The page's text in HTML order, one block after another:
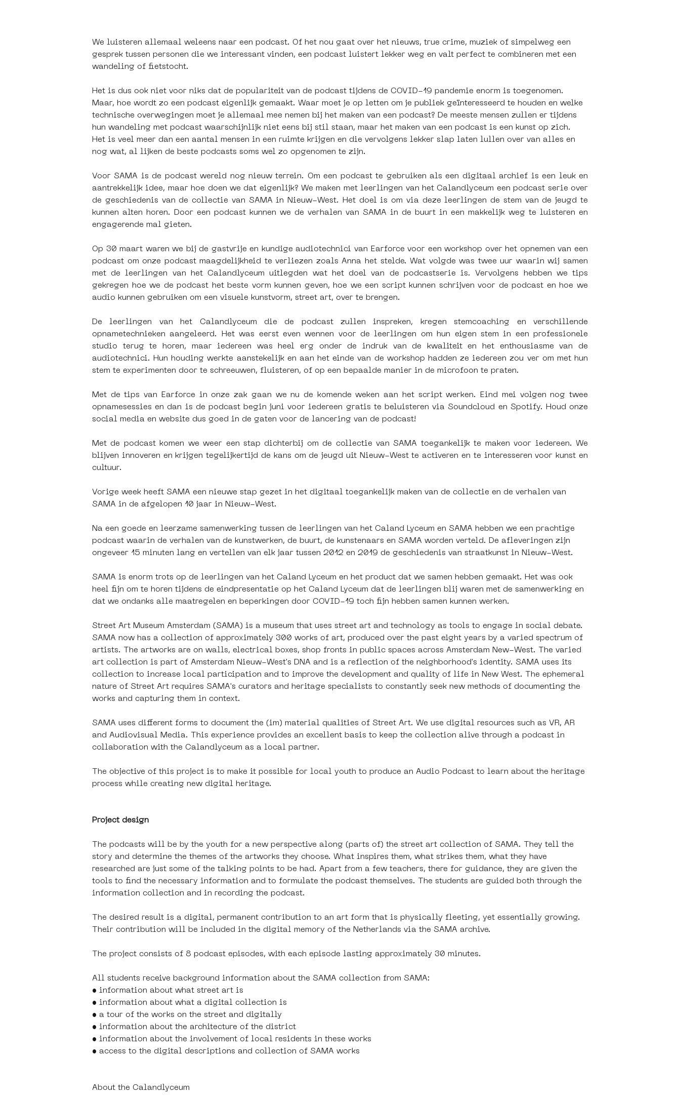
We luisteren allemaal weleens naar een podcast. Of het nou gaat over het nieuws, true crime, muziek of simpelweg een
gesprek tussen personen die we interessant vinden, een podcast luistert lekker weg en valt perfect te combineren met een
wandeling of fietstocht.
Het is dus ook niet voor niks dat de populariteit van de podcast tijdens de COVID-19 pandemie enorm is toegenomen.
Maar, hoe wordt zo een podcast eigenlijk gemaakt. Waar moet je op letten om je publiek geïnteresseerd te houden en welke
technische overwegingen moet je allemaal mee nemen bij het maken van een podcast? De meeste mensen zullen er tijdens
hun wandeling met podcast waarschijnlijk niet eens bij stil staan, maar het maken van een podcast is een kunst op zich.
Het is veel meer dan een aantal mensen in een ruimte krijgen en die vervolgens lekker slap laten lullen over van alles en
nog wat, al lijken de beste podcasts soms wel zo opgenomen te zijn.
Voor SAMA is de podcast wereld nog nieuw terrein. Om een podcast te gebruiken als een digitaal archief is een leuk en
aantrekkelijk idee, maar hoe doen we dat eigenlijk? We maken met leerlingen van het Calandlyceum een podcast serie over
de geschiedenis van de collectie van SAMA in Nieuw-West. Het doel is om via deze leerlingen de stem van de jeugd te
kunnen alten horen. Door een podcast kunnen we de verhalen van SAMA in de buurt in een makkelijk weg te luisteren en
engagerende mal gieten.
Op 30 maart waren we bij de gastvrije en kundige audiotechnici van Earforce voor een workshop over het opnemen van een
podcast om onze podcast maagdelijkheid te verliezen zoals Anna het stelde. Wat volgde was twee uur waarin wij samen
met de leerlingen van het Calandlyceum uitlegden wat het doel van de podcastserie is. Vervolgens hebben we tips
gekregen hoe we de podcast het beste vorm kunnen geven, hoe we een script kunnen schrijven voor de podcast en hoe we
audio kunnen gebruiken om een visuele kunstvorm, street art, over te brengen.
De leerlingen van het Calandlyceum die de podcast zullen inspreken, kregen stemcoaching en verschillende
opnametechnieken aangeleerd. Het was eerst even wennen voor de leerlingen om hun eigen stem in een professionele
studio terug te horen, maar iedereen was heel erg onder de indruk van de kwaliteit en het enthousiasme van de
audiotechnici. Hun houding werkte aanstekelijk en aan het einde van de workshop hadden ze iedereen zou ver om met hun
stem te experimenten door te schreeuwen, fluisteren, of op een bepaalde manier in de microfoon te praten.
Met de tips van Earforce in onze zak gaan we nu de komende weken aan het script werken. Eind mei volgen nog twee
opnamesessies en dan is de podcast begin juni voor iedereen gratis te beluisteren via Soundcloud en Spotify. Houd onze
social media en website dus goed in de gaten voor de lancering van de podcast!
Met de podcast komen we weer een stap dichterbij om de collectie van SAMA toegankelijk te maken voor iedereen. We
blijven innoveren en krijgen tegelijkertijd de kans om de jeugd uit Nieuw-West te activeren en te interesseren voor kunst en
cultuur.
Vorige week heeft SAMA een nieuwe stap gezet in het digitaal toegankelijk maken van de collectie en de verhalen van
SAMA in de afgelopen 10 jaar in Nieuw-West.
Na een goede en leerzame samenwerking tussen de leerlingen van het Caland Lyceum en SAMA hebben we een prachtige
podcast waarin de verhalen van de kunstwerken, de buurt, de kunstenaars en SAMA worden verteld. De afleveringen zijn
ongeveer 15 minuten lang en vertellen van elk jaar tussen 2012 en 2019 de geschiedenis van straatkunst in Nieuw-West.
SAMA is enorm trots op de leerlingen van het Caland Lyceum en het product dat we samen hebben gemaakt. Het was ook
heel fijn om te horen tijdens de eindpresentatie op het Caland Lyceum dat de leerlingen blij waren met de samenwerking en
dat we ondanks alle maatregelen en beperkingen door COVID-19 toch fijn hebben samen kunnen werken.
Street Art Museum Amsterdam (SAMA) is a museum that uses street art and technology as tools to engage in social debate.
SAMA now has a collection of approximately 300 works of art, produced over the past eight years by a varied spectrum of
artists. The artworks are on walls, electrical boxes, shop fronts in public spaces across Amsterdam New-West. The varied
art collection is part of Amsterdam Nieuw-West's DNA and is a reflection of the neighborhood's identity. SAMA uses its
collection to increase local participation and to improve the development and quality of life in New West. The ephemeral
nature of Street Art requires SAMA's curators and heritage specialists to constantly seek new methods of documenting the
works and capturing them in context.
SAMA uses different forms to document the (im) material qualities of Street Art. We use digital resources such as VR, AR
and Audiovisual Media. This experience provides an excellent basis to keep the collection alive through a podcast in
collaboration with the Calandlyceum as a local partner.
The objective of this project is to make it possible for local youth to produce an Audio Podcast to learn about the heritage
process while creating new digital heritage.
Project design
The podcasts will be by the youth for a new perspective along (parts of) the street art collection of SAMA. They tell the
story and determine the themes of the artworks they choose. What inspires them, what strikes them, what they have
researched are just some of the talking points to be had. Apart from a few teachers, there for guidance, they are given the
tools to find the necessary information and to formulate the podcast themselves. The students are guided both through the
information collection and in recording the podcast.
The desired result is a digital, permanent contribution to an art form that is physically fleeting, yet essentially growing.
Their contribution will be included in the digital memory of the Netherlands via the SAMA archive.
The project consists of 8 podcast episodes, with each episode lasting approximately 30 minutes.
All students receive background information about the SAMA collection from SAMA:
• information about what street art is
• information about what a digital collection is
• a tour of the works on the street and digitally
• information about the architecture of the district
• information about the involvement of local residents in these works
• access to the digital descriptions and collection of SAMA works
About the Calandlyceum